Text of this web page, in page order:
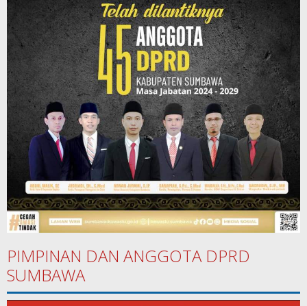
PIMPINAN DAN ANGGOTA DPRD
SUMBAWA